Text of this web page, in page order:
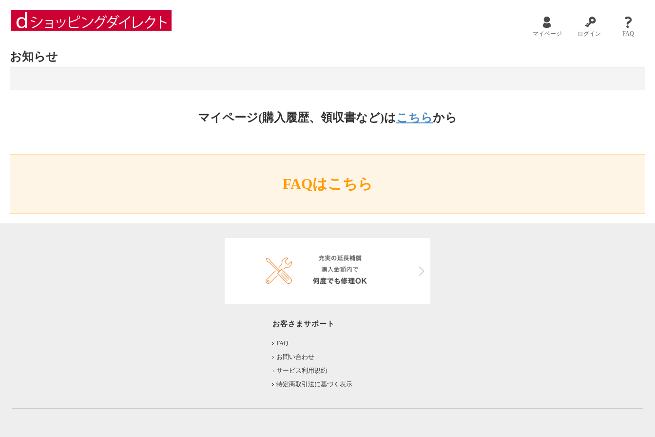
マイページ ログイン FAQ
お知らせ
マイページ(購入履歴、領収書など)はこちらから
FAQはこちら
お客さまサポート
FAQ
お問い合わせ
サービス利用規約
特定商取引法に基づく表示